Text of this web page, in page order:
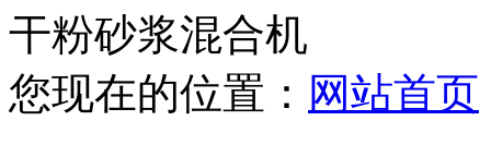
干粉砂浆混合机
您现在的位置： 网站首页